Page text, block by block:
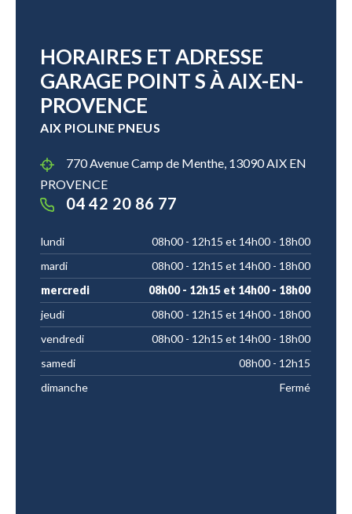
HORAIRES ET ADRESSE
GARAGE POINT S À AIX-EN-
PROVENCE
AIX PIOLINE PNEUS
770 Avenue Camp de Menthe, 13090 AIX EN
PROVENCE
04 42 20 86 77
lundi
08h00 - 12h15 et 14h00 - 18h00
mardi
08h00 - 12h15 et 14h00 - 18h00
mercredi
08h00 - 12h15 et 14h00 - 18h00
jeudi
08h00 - 12h15 et 14h00 - 18h00
vendredi
08h00 - 12h15 et 14h00 - 18h00
samedi
08h00 - 12h15
dimanche
Fermé